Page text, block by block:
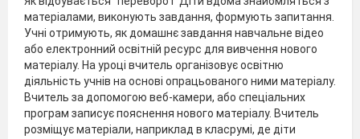
матеріалами, виконують завдання, формують запитання.
Учні отримують, як домашнє завдання навчальне відео
або електронний освітній ресурс для вивчення нового
матеріалу. На уроці вчитель організовує освітню
діяльність учнів на основі опрацьованого ними матеріалу.
Вчитель за допомогою веб-камери, або спеціальних
програм записує пояснення нового матеріалу. Вчитель
розміщує матеріали, наприклад в класрумі, де діти